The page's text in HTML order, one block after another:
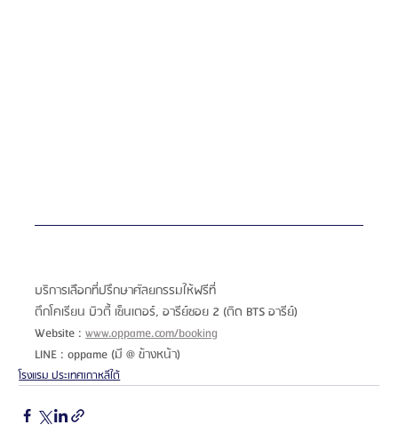
บริการเลือกที่ปรึกษาศัลยกรรมให้ฟรีที่
ตึกโคเรียน บิวตี้ เซ็นเตอร์, อารีย์ซอย 2 (ติด BTS อารีย์)
Website : www.oppame.com/booking
LINE : oppame (มี @ ข้างหน้า)
โรงแรม ประเทศเกาหลีใต้